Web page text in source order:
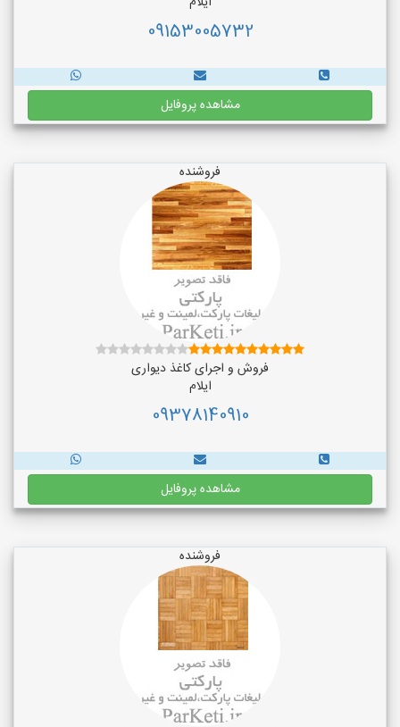
09153005732
مشاهده پروفایل
فروشنده
فروش و اجرای کاغذ دیواری
ایلام
09378140910
مشاهده پروفایل
فروشنده